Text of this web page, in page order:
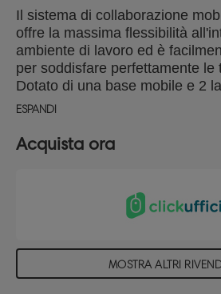
Il sistema di collaborazione
offre la massima flessibilità
ambiente di lavoro ed è
per soddisfare perfettamente le
Dotato di una base mobile e 2
bifacciali rimovibili e 2 lavagne
di collaborazione per pianificare
Grazie al suo design
sistema si adatta perfettamente
ambiente. Testato secondo lo
ampio kit di collaborazione con
Ogni lavagna misura
ESPANDI
Acquista ora
MOSTRA ALTRI